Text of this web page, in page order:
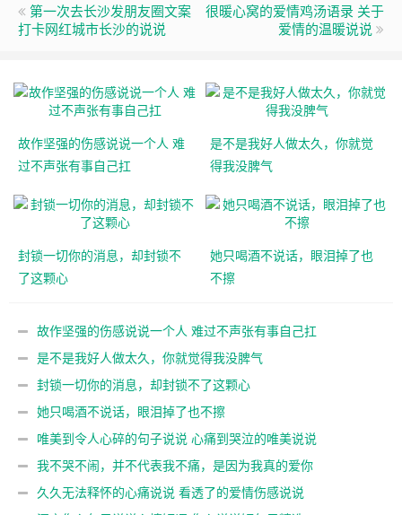
第一次去长沙发朋友圈文案
打卡网红城市长沙的说说
很暖心窝的爱情鸡汤语录 关于
爱情的温暖说说
故作坚强的伤感说说一个人 难
过不声张有事自己扛
是不是我好人做太久，你就觉
得我没脾气
封锁一切你的消息，却封锁不
了这颗心
她只喝酒不说话，眼泪掉了也
不擦
故作坚强的伤感说说一个人 难过不声张有事自己扛
是不是我好人做太久，你就觉得我没脾气
封锁一切你的消息，却封锁不了这颗心
她只喝酒不说话，眼泪掉了也不擦
唯美到令人心碎的句子说说 心痛到哭泣的唯美说说
我不哭不闹，并不代表我不痛，是因为我真的爱你
久久无法释怀的心痛说说 看透了的爱情伤感说说